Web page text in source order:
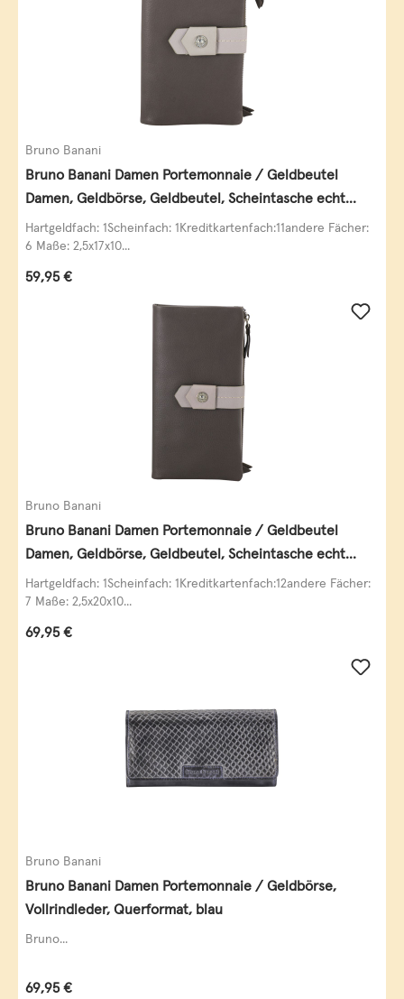
Bruno Banani
Bruno Banani Damen Portemonnaie / Geldbeutel
Damen, Geldbörse, Geldbeutel, Scheintasche echt
Leder
Hartgeldfach: 1Scheinfach: 1Kreditkartenfach:11andere Fächer:
6 Maße: 2,5x17x10...
Regulärer Preis:
59,95 €
Bruno Banani
Bruno Banani Damen Portemonnaie / Geldbeutel
Damen, Geldbörse, Geldbeutel, Scheintasche echt
Leder
Hartgeldfach: 1Scheinfach: 1Kreditkartenfach:12andere Fächer:
7 Maße: 2,5x20x10...
Regulärer Preis:
69,95 €
Bruno Banani
Bruno Banani Damen Portemonnaie / Geldbörse,
Vollrindleder, Querformat, blau
Bruno...
Regulärer Preis:
69,95 €